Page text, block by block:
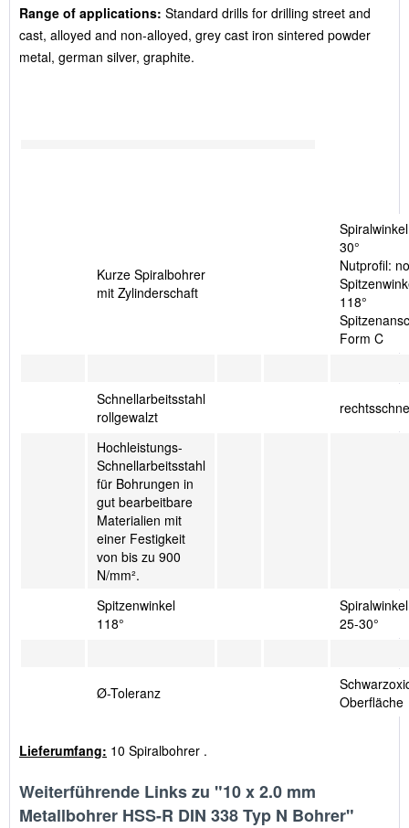
Range of applications: Standard drills for drilling street and
cast, alloyed and non-alloyed, grey cast iron sintered powder
metal, german silver, graphite.
Kurze Spiralbohrer
mit Zylinderschaft
30°
Nutprofil:
118°
Form C
Schnellarbeitsstahl
rollgewalzt
Hochleistungs-
Schnellarbeitsstahl
für Bohrungen in
gut bearbeitbare
Materialien mit
einer Festigkeit
von bis zu 900
N/mm².
Spitzenwinkel
118°
Spiralwinkel
25-30°
Ø-Toleranz
Oberfläche
Lieferumfang: 10 Spiralbohrer .
Weiterführende Links zu "10 x 2.0 mm
Metallbohrer HSS-R DIN 338 Typ N Bohrer"